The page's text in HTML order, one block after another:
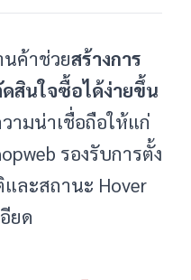
ค้าช่วยสร้างการ
สินใจซื้อได้ง่ายขึ้น
มน่าเชื่อถือให้แก่
รองรับการตั้ง
ละสถานะ Hover
ยด